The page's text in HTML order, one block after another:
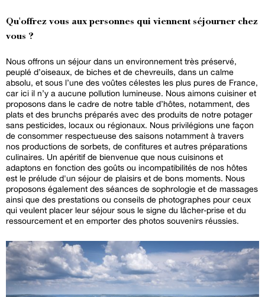
Qu'offrez vous aux personnes qui viennent séjourner chez
vous ?
Nous offrons un séjour dans un environnement très préservé,
peuplé d’oiseaux, de biches et de chevreuils, dans un calme
absolu, et sous l’une des voûtes célestes les plus pures de France,
car ici il n’y a aucune pollution lumineuse. Nous aimons cuisiner et
proposons dans le cadre de notre table d’hôtes, notamment, des
plats et des brunchs préparés avec des produits de notre potager
sans pesticides, locaux ou régionaux. Nous privilégions une façon
de consommer respectueuse des saisons notamment à travers
nos productions de sorbets, de confitures et autres préparations
culinaires. Un apéritif de bienvenue que nous cuisinons et
adaptons en fonction des goûts ou incompatibilités de nos hôtes
est le prélude d'un séjour de plaisirs et de bons moments. Nous
proposons également des séances de sophrologie et de massages
ainsi que des prestations ou conseils de photographes pour ceux
qui veulent placer leur séjour sous le signe du lâcher-prise et du
ressourcement et en emporter des photos souvenirs réussies.